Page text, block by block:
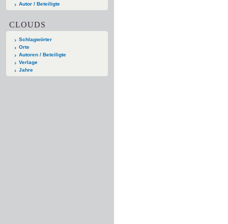
Autor / Beteiligte
CLOUDS
Schlagwörter
Orte
Autoren / Beteiligte
Verlage
Jahre